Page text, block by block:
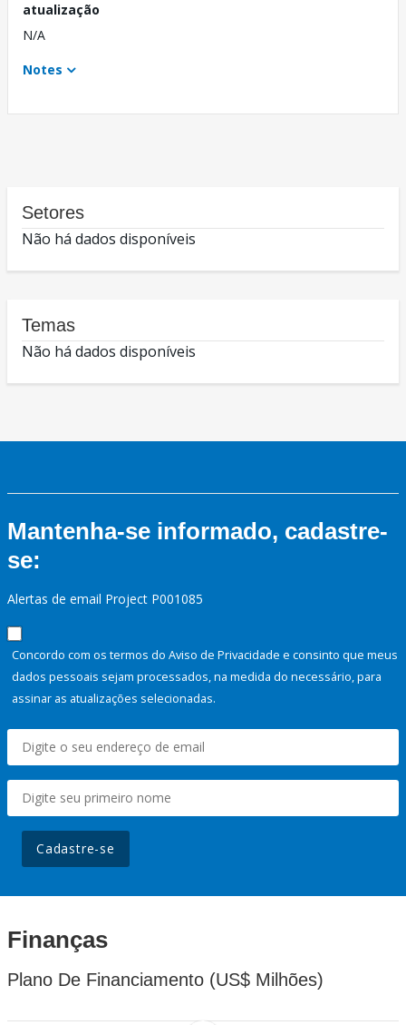
atualização
N/A
Notes
Setores
Não há dados disponíveis
Temas
Não há dados disponíveis
Mantenha-se informado, cadastre-
se:
Alertas de email Project P001085
Concordo com os termos do Aviso de Privacidade e consinto que meus
dados pessoais sejam processados, na medida do necessário, para
assinar as atualizações selecionadas.
Cadastre-se
Finanças
Plano De Financiamento (US$ Milhões)